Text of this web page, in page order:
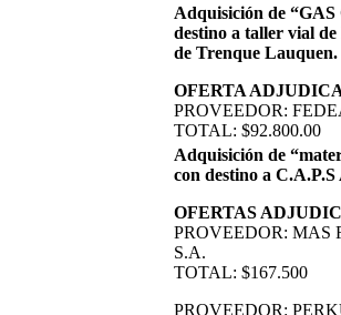
Adquisición de
destino a taller vial
de Trenque Lauquen.
OFERTA
PROVEEDOR:
TOTAL: $92.800.00
Adquisición de
con destino a
OFERTAS
PROVEEDOR: MAS
S.A.
TOTAL: $167.500
PROVEEDOR: